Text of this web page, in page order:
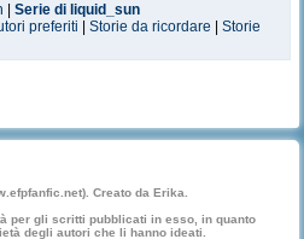
Serie di liquid_sun
preferiti Storie da ricordare
Storie
Creato da Erika.
per gli scritti pubblicati in esso, in quanto
degli autori che li hanno ideati.